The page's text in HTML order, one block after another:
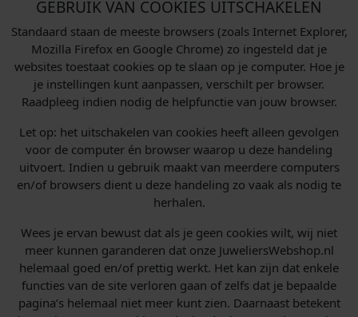
GEBRUIK VAN COOKIES UITSCHAKELEN
Standaard staan de meeste browsers (zoals Internet Explorer,
Mozilla Firefox en Google Chrome) zo ingesteld dat je
websites toestaat cookies op te slaan op je computer. Hoe je
je instellingen kunt aanpassen, verschilt per browser.
Raadpleeg indien nodig de helpfunctie van jouw browser.
Let op: het uitschakelen van cookies heeft alleen gevolgen
voor de computer én browser waarop u deze handeling
uitvoert. Indien u gebruik maakt van meerdere computers
en/of browsers dient u deze handeling zo vaak als nodig te
herhalen.
Wees je ervan bewust dat als je geen cookies wilt, wij niet
meer kunnen garanderen dat onze JuweliersWebshop.nl
helemaal goed en/of prettig werkt. Het kan zijn dat enkele
functies van de site verloren gaan of zelfs dat je bepaalde
pagina’s helemaal niet meer kunt zien. Daarnaast betekent